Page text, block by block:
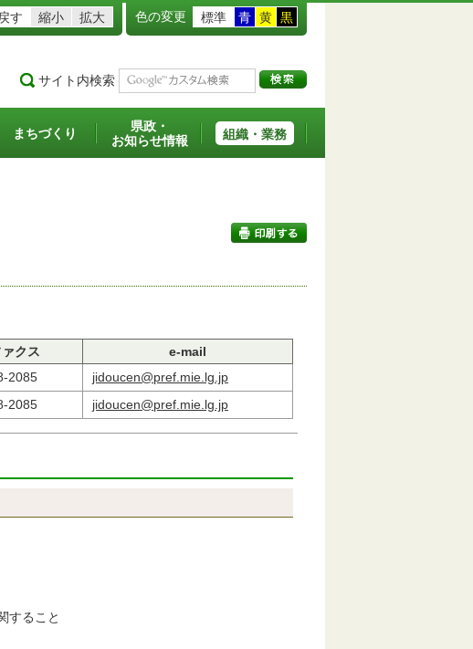
す 縮小 拡大 色の変更 標準 青 黄 黒
サイト内検索
まちづくり
県政・
お知らせ情報
組織・業務
クス
e-mail
2085
jidoucen@pref.mie.lg.jp
2085 jidoucen@pref.mie.lg.jp
すること